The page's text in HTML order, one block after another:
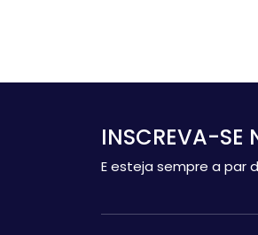
INSCREVA-SE
E esteja sempre a par